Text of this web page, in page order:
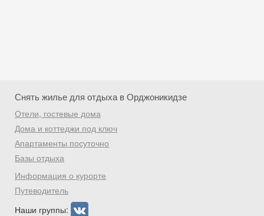
Снять жилье для отдыха в Орджоникидзе
Отели, гостевые дома
Дома и коттеджи под ключ
Апартаменты посуточно
Базы отдыха
Информация о курорте
Путеводитель
Наши группы:
Скидка −5%
Хочешь дешевле? Оставь почту и получи
промокод на первое бронирование!